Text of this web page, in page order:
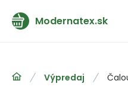
Modernatex.sk
Výpredaj